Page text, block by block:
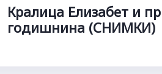
Кралица Елизабет и
годишнина (СНИМКИ)